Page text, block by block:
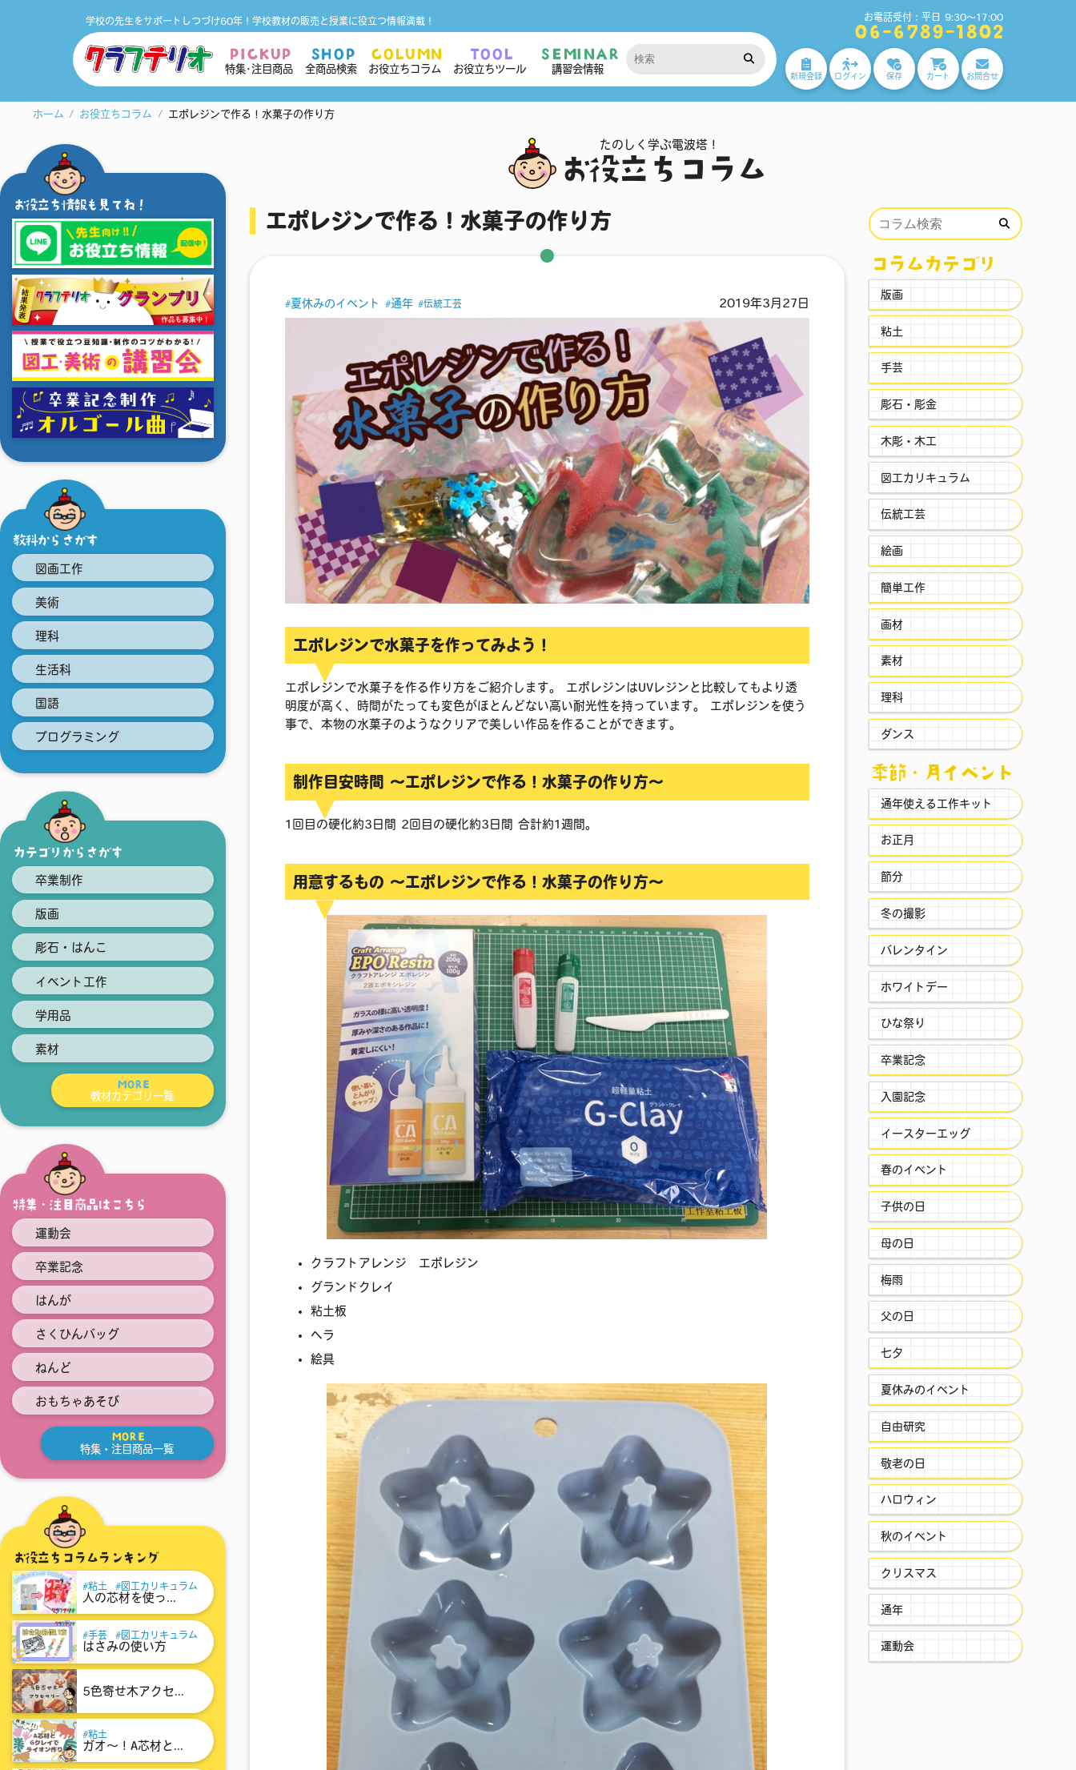
学校の先生をサポートしつづけ60年！ 学校教材の販売と授業に役立つ情報満載！
PICKUP
特集･注目商品
SHOP
全商品検索
COLUMN
お役立ちコラム
TOOL
お役立ちツール
SEMINAR
講習会情報
お電話受付：平日 9:30～17:00
06-6789-1802
新規登録 ログイン 保存 カート お問合せ
ホーム お役立ちコラム エポレジンで作る！水菓子の作り方
お役立ち情報も見てね！
教科からさがす
図画工作
美術
理科
生活科
国語
プログラミング
カテゴリからさがす
卒業制作
版画
彫石・はんこ
イベント工作
学用品
素材
MORE
教材カテゴリ一覧
特集・注目商品はこちら
運動会
卒業記念
はんが
さくひんバッグ
ねんど
おもちゃあそび
MORE
特集・注目商品一覧
お役立ちコラムランキング
粘土 図工カリキュラム
人の芯材を使っ...
手芸 図工カリキュラム
はさみの使い方
5色寄せ木アクセ...
粘土
ガオ～！A芯材と...
たのしく学ぶ電波塔！
お役立ちコラム
エポレジンで作る！水菓子の作り方
夏休みのイベント 通年 伝統工芸 2019年3月27日
エポレジンで水菓子を作ってみよう！
エポレジンで水菓子を作る作り方をご紹介します。 エポレジンはUVレジンと比較してもより透
明度が高く、時間がたっても変色がほとんどない高い耐光性を持っています。 エポレジンを使う
事で、本物の水菓子のようなクリアで美しい作品を作ることができます。
制作目安時間 ～エポレジンで作る！水菓子の作り方～
1回目の硬化約3日間 2回目の硬化約3日間 合計約1週間。
用意するもの ～エポレジンで作る！水菓子の作り方～
クラフトアレンジ エポレジン
グランドクレイ
粘土板
ヘラ
絵具
コラムカテゴリ
版画
粘土
手芸
彫石・彫金
木彫・木工
図工カリキュラム
伝統工芸
絵画
簡単工作
画材
素材
理科
ダンス
季節・⽉イベント
通年使える工作キット
お正月
節分
冬の撮影
バレンタイン
ホワイトデー
ひな祭り
卒業記念
入園記念
イースターエッグ
春のイベント
子供の日
母の日
梅雨
父の日
七夕
夏休みのイベント
自由研究
敬老の日
ハロウィン
秋のイベント
クリスマス
通年
運動会